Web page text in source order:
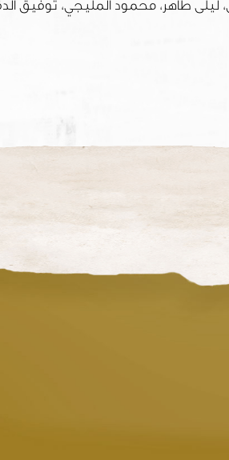
ليلى طاهر، محمود المليجي، توفيق